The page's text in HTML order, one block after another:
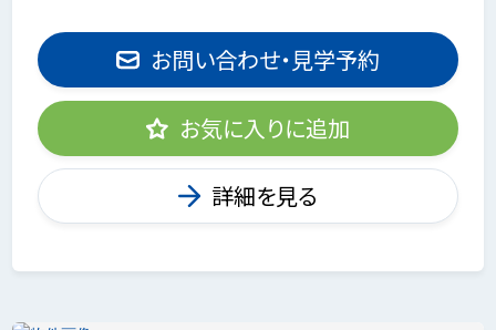
お問い合わせ・見学予約
お気に入りに追加
詳細を見る